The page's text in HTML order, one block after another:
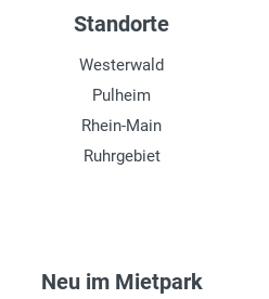
Standorte
Westerwald
Pulheim
Rhein-Main
Ruhrgebiet
Neu im Mietpark